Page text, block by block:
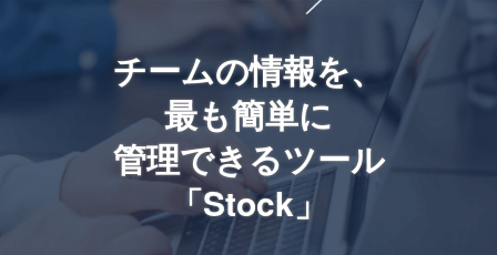
チームの情報を、
最も簡単に
管理できるツール
「Stock」